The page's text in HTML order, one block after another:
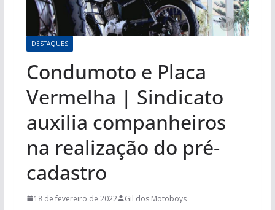
DESTAQUES
Condumoto e Placa
Vermelha | Sindicato
auxilia companheiros
na realização do pré-
cadastro
18 de fevereiro de 2022 Gil dos Motoboys